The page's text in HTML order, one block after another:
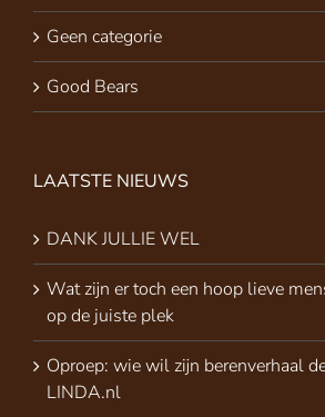
Geen categorie
Good Bears
LAATSTE NIEUWS
DANK JULLIE WEL
Wat zijn er toch een hoop lieve
op de juiste plek
Oproep: wie wil zijn berenverhaal
LINDA.nl